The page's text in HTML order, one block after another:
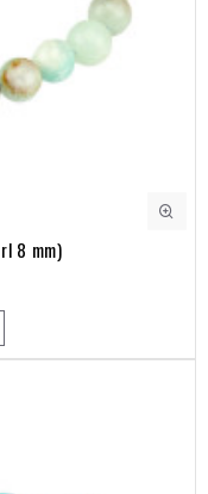
8 mm)